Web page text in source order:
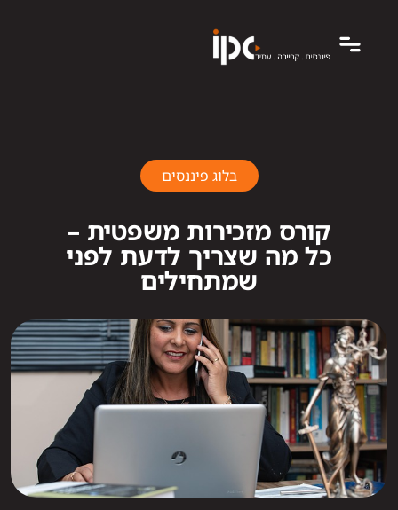
בלוג פיננסים
קורס מזכירות משפטית –
כל מה שצריך לדעת לפני
שמתחילים